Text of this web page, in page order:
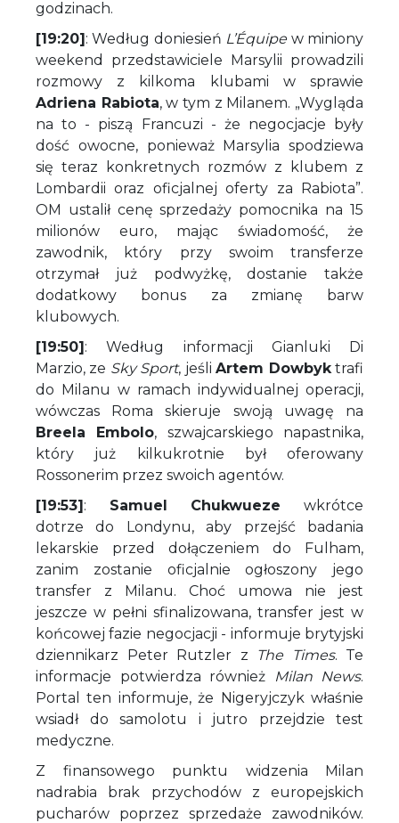
godzinach.
[19:20]: Według doniesień L’Équipew miniony
weekend przedstawiciele Marsylii prowadzili
rozmowy z kilkoma klubami w sprawie
Adriena Rabiota, w tym z Milanem. „Wygląda
na to - piszą Francuzi - że negocjacje były
dość owocne, ponieważ Marsylia spodziewa
się teraz konkretnych rozmów z klubem z
Lombardii oraz oficjalnej oferty za Rabiota”.
OM ustalił cenę sprzedaży pomocnika na 15
milionów euro, mając świadomość, że
zawodnik, który przy swoim transferze
otrzymał już podwyżkę, dostanie także
dodatkowy bonus za zmianę barw
klubowych.
[19:50]: Według informacji Gianluki Di
Marzio, ze Sky Sport, jeśliArtem Dowbyktrafi
do Milanu w ramach indywidualnej operacji,
wówczas Roma skieruje swoją uwagę na
Breela Embolo, szwajcarskiego napastnika,
który już kilkukrotnie był oferowany
Rossonerim przez swoich agentów.
[19:53]: Samuel Chukwueze wkrótce
dotrze do Londynu, aby przejść badania
lekarskie przed dołączeniem do Fulham,
zanim zostanie oficjalnie ogłoszony jego
transfer z Milanu. Choć umowa nie jest
jeszcze w pełni sfinalizowana, transfer jest w
końcowej fazie negocjacji - informuje brytyjski
dziennikarz Peter Rutzler z
The Times. Te
informacje potwierdza również
Milan News.
Portal ten informuje, że Nigeryjczyk właśnie
wsiadł do samolotu i jutro przejdzie test
medyczne.
Z finansowego punktu widzenia Milan
nadrabia brak przychodów z europejskich
pucharów poprzez sprzedaże zawodników.